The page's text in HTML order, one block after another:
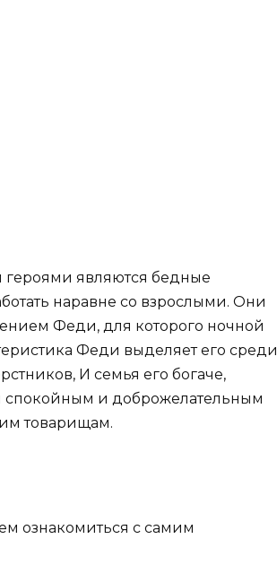
героями являются бедные
наравне со взрослыми. Они
Феди, для которого ночной
Феди выделяет его среди
И семья его богаче,
спокойным и доброжелательным
товарищам.
ознакомиться с самим